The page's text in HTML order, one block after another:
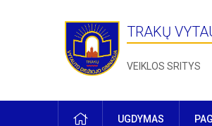
TRAKŲ
VEIKLOS SRITYS
PRADŽIAUGDYMAS